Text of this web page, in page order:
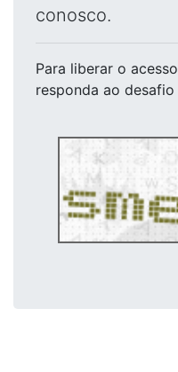
conosco.
Para liberar o acesso
responda ao desafio